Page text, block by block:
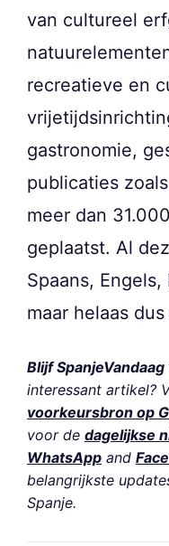
van cultureel
recreatieve en
gastronomie,
publicaties
meer dan
geplaatst. Al
Spaans,
maar helaas
Blijf
interessant artikel?
voorkeursbron op
voor de dagelijkse
WhatsApp and
belangrijkste
Spanje.